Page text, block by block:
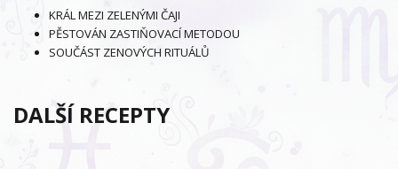
KRÁL MEZI ZELENÝMI ČAJI
PĚSTOVÁN ZASTIŇOVACÍ METODOU
SOUČÁST ZENOVÝCH RITUÁLŮ
DALŠÍ RECEPTY